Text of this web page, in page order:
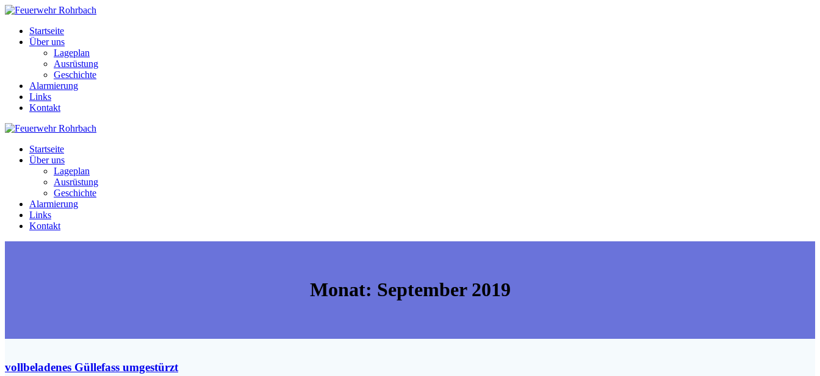
Zum
springenStartseite
Über uns
Lageplan
Ausrüstung
Geschichte
Alarmierung
Links
Kontakt
Startseite
Über uns
Lageplan
Ausrüstung
Geschichte
Alarmierung
Links
Kontakt
Monat: September 2019
vollbeladenes Güllefass umgestürzt